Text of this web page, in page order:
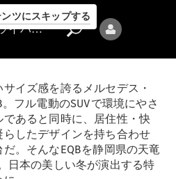
ツにスキップする
プライバシーポリシー
イズ感を誇るメルセデス・
フル電動のSUVで環境にやさ
あると同時に、居住性・快
したデザインを持ち合わせ
。そんなEQBを静岡県の天竜
日本の美しい冬が演出する特